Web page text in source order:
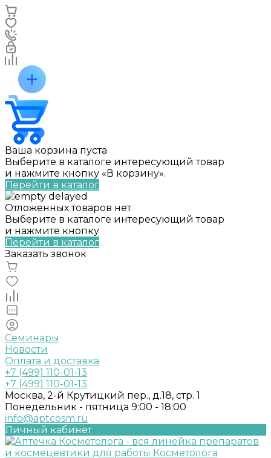
Ваша корзина пуста
Выберите в каталоге интересующий товар
и нажмите кнопку «В корзину».
Перейти в каталог
Отложенных товаров нет
Выберите в каталоге интересующий товар
и нажмите кнопку
Перейти в каталог
Заказать звонок
Семинары
Новости
Оплата и доставка
+7 (499) 110-01-13
+7 (499) 110-01-13
Москва, 2-й Крутицкий пер., д.18, стр. 1
Понедельник - пятница 9:00 - 18:00
info@aptcosm.ru
Личный кабинет